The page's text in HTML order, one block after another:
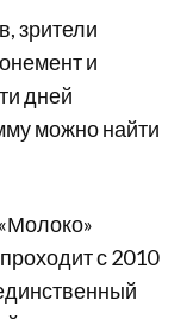
зрители
и
дней
можно найти
с 2010